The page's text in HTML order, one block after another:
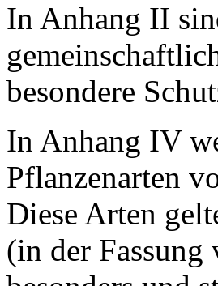
In Anhang II
besondere
In Anhang IV
Pflanzenarten
Diese Arten
(in der